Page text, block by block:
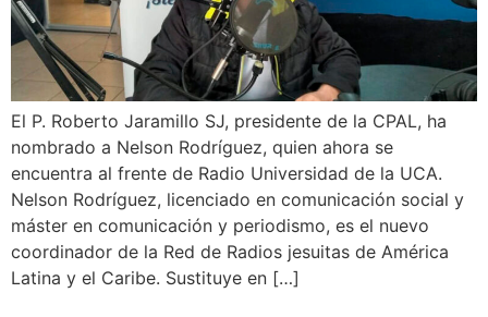
El P. Roberto Jaramillo SJ, presidente de la CPAL, ha
nombrado a Nelson Rodríguez, quien ahora se
encuentra al frente de Radio Universidad de la UCA.
Nelson Rodríguez, licenciado en comunicación social y
máster en comunicación y periodismo, es el nuevo
coordinador de la Red de Radios jesuitas de América
Latina y el Caribe. Sustituye en […]